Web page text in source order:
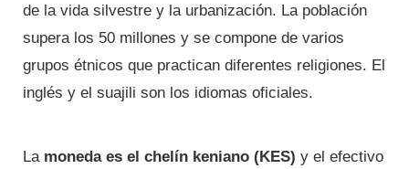
de la vida silvestre y la urbanización. La población
supera los 50 millones y se compone de varios
grupos étnicos que practican diferentes religiones. El
inglés y el suajili son los idiomas oficiales.
La moneda es el chelín keniano (KES) y el efectivo